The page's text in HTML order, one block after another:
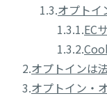
1.3.オプトイ
1.3.1.EC
1.3.2.
2.オプトインは
3.オプトイン・